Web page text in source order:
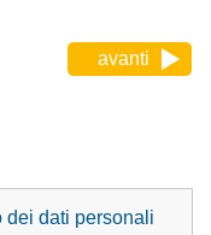
avanti
dei dati personali